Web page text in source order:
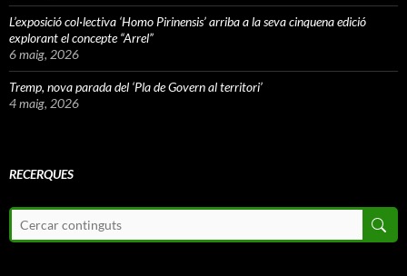
L’exposició col·lectiva ‘Homo Pirinensis’ arriba a la seva cinquena edició
explorant el concepte “Arrel”
6 maig, 2026
Tremp, nova parada del ‘Pla de Govern al territori’
4 maig, 2026
RECERQUES